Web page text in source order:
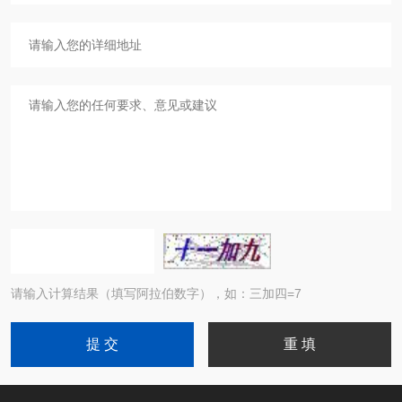
请输入计算结果（填写阿拉伯数字），如：三加四=7